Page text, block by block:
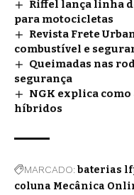
Riffel lança linha
para motocicletas
Revista Frete
combustível e
Queimadas nas
segurança
NGK explica
híbridos
MARCADO:baterias
coluna Mecânica